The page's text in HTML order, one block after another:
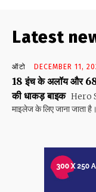
Latest
ऑटो DECEMBER 11,
18 इंच के अलॉय और
की धाकड़ बाइक Hero
माइलेज के लिए जाना जाता